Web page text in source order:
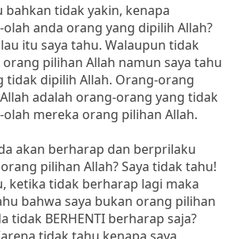
bahkan tidak yakin, kenapa
anda orang yang dipilih Allah?
itu saya tahu. Walaupun tidak
pilihan Allah namun saya tahu
tidak dipilih Allah. Orang-orang
adalah orang-orang yang tidak
mereka orang pilihan Allah.
akan berharap dan berprilaku
pilihan Allah? Saya tidak tahu!
ketika tidak berharap lagi maka
bahwa saya bukan orang pilihan
tidak BERHENTI berharap saja?
tidak tahu kenapa saya